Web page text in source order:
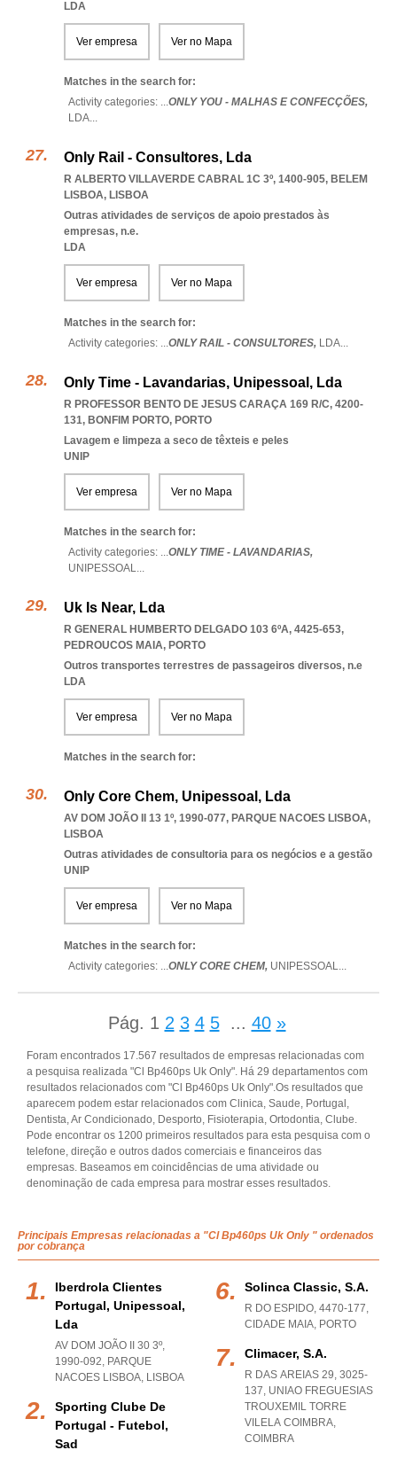
LDA
Ver empresa Ver no Mapa
Matches in the search for:
Activity categories: ...ONLY YOU - MALHAS E CONFECÇÕES,
LDA...
Only Rail - Consultores, Lda
R ALBERTO VILLAVERDE CABRAL 1C 3º, 1400-905, BELEM
LISBOA, LISBOA
Outras atividades de serviços de apoio prestados às
empresas, n.e.
LDA
Ver empresa Ver no Mapa
Matches in the search for:
Activity categories: ...ONLY RAIL - CONSULTORES, LDA...
Only Time - Lavandarias, Unipessoal, Lda
R PROFESSOR BENTO DE JESUS CARAÇA 169 R/C, 4200-
131, BONFIM PORTO, PORTO
Lavagem e limpeza a seco de têxteis e peles
UNIP
Ver empresa Ver no Mapa
Matches in the search for:
Activity categories: ...ONLY TIME - LAVANDARIAS,
UNIPESSOAL...
Uk Is Near, Lda
R GENERAL HUMBERTO DELGADO 103 6ºA, 4425-653,
PEDROUCOS MAIA, PORTO
Outros transportes terrestres de passageiros diversos, n.e
LDA
Ver empresa Ver no Mapa
Matches in the search for:
Only Core Chem, Unipessoal, Lda
AV DOM JOÃO II 13 1º, 1990-077, PARQUE NACOES LISBOA,
LISBOA
Outras atividades de consultoria para os negócios e a gestão
UNIP
Ver empresa Ver no Mapa
Matches in the search for:
Activity categories: ...ONLY CORE CHEM, UNIPESSOAL...
Pág. 1 2 3 4 5 ... 40 »
Foram encontrados 17.567 resultados de empresas relacionadas com
a pesquisa realizada "Cl Bp460ps Uk Only". Há 29 departamentos com
resultados relacionados com "Cl Bp460ps Uk Only".Os resultados que
aparecem podem estar relacionados com Clinica, Saude, Portugal,
Dentista, Ar Condicionado, Desporto, Fisioterapia, Ortodontia, Clube.
Pode encontrar os 1200 primeiros resultados para esta pesquisa com o
telefone, direção e outros dados comerciais e financeiros das
empresas. Baseamos em coincidências de uma atividade ou
denominação de cada empresa para mostrar esses resultados.
Principais Empresas relacionadas a "Cl Bp460ps Uk Only " ordenados
por cobrança
Iberdrola Clientes
Portugal, Unipessoal,
Lda
AV DOM JOÃO II 30 3º,
1990-092, PARQUE
NACOES LISBOA, LISBOA
Sporting Clube De
Portugal - Futebol,
Sad
Solinca Classic, S.a.
R DO ESPIDO, 4470-177,
CIDADE MAIA, PORTO
Climacer, S.a.
R DAS AREIAS 29, 3025-
137, UNIAO FREGUESIAS
TROUXEMIL TORRE
VILELA COIMBRA,
COIMBRA